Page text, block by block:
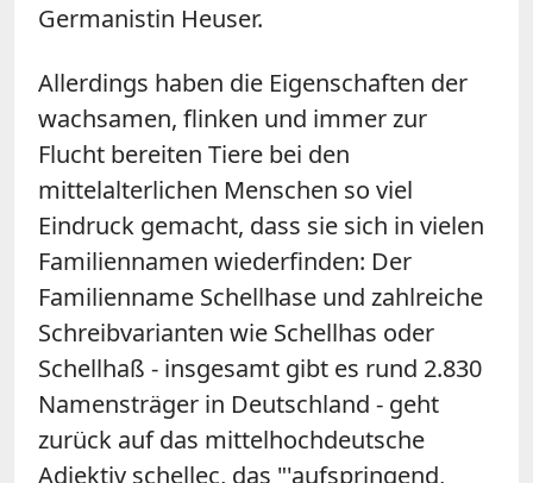
Germanistin Heuser.
Allerdings haben die Eigenschaften der
wachsamen, flinken und immer zur
Flucht bereiten Tiere bei den
mittelalterlichen Menschen so viel
Eindruck gemacht, dass sie sich in vielen
Familiennamen wiederfinden: Der
Familienname Schellhase und zahlreiche
Schreibvarianten wie Schellhas oder
Schellhaß - insgesamt gibt es rund 2.830
Namensträger in Deutschland - geht
zurück auf das mittelhochdeutsche
Adjektiv schellec, das "'aufspringend,